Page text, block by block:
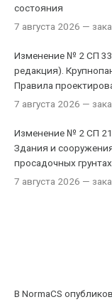
состояния
7 августа 2026 —
Изменение № 2 СП
редакция).
Правила
7 августа 2026 —
Изменение № 2 СП
Здания и
просадочных грунтах
7 августа 2026 —
В NormaCS